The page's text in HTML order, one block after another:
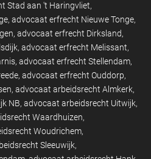
Stad aan 't Haringvliet
advocaat erfrecht Nieuwe Tonge
advocaat erfrecht Dirksland
advocaat erfrecht Melissant
advocaat erfrecht Stellendam
advocaat erfrecht Ouddorp
advocaat arbeidsrecht Almkerk
NB advocaat arbeidsrecht Uitwijk
Waardhuizen
Woudrichem
Sleeuwijk